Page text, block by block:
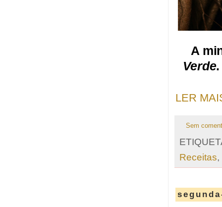
A
Verde.
LER
Sem
Receitas,